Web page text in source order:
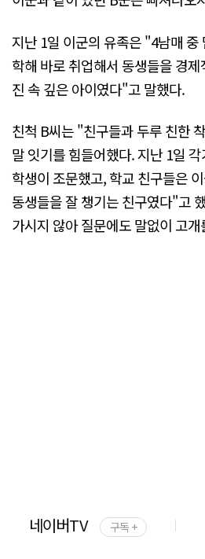
지난 1일 이군의 유족은 "4남매 중
학해 바로 취업해서 동생들을 경
진 속 깊은 아이였다"고 말했다.
친척 B씨는 "친구들과 두루 친한
말 잇기를 힘들어했다. 지난 1일
학생이 조문했고, 학교 친구들은
동생들을 잘 챙기는 친구였다"고
가시지 않아 질문에도 말없이 고개
네이버TV 구독 +